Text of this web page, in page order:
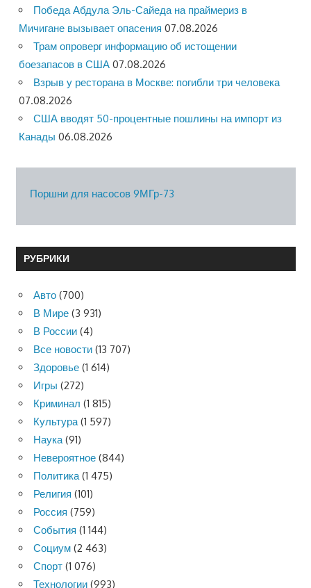
Победа Абдула Эль-Сайеда на праймериз в
Мичигане вызывает опасения 07.08.2026
Трам опроверг информацию об истощении
боезапасов в США 07.08.2026
Взрыв у ресторана в Москве: погибли три человека
07.08.2026
США вводят 50-процентные пошлины на импорт из
Канады 06.08.2026
Поршни для насосов 9МГр-73
РУБРИКИ
Авто (700)
В Мире (3 931)
В России (4)
Все новости (13 707)
Здоровье (1 614)
Игры (272)
Криминал (1 815)
Культура(1 597)
Наука(91)
Невероятное (844)
Политика(1 475)
Религия (101)
Россия (759)
События (1 144)
Социум (2 463)
Спорт (1 076)
Технологии (993)